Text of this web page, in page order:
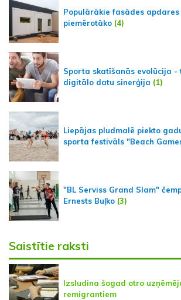
Populārākie fasādes
piemērotāko (4)
Sporta skatīšanās evolūcija -
digitālo datu sinerģija (1)
Liepājas pludmalē piekto
sporta festivāls "Beach
"BL Serviss Grand Slam"
Ernests Buļko (3)
Saistītie raksti
Izsludina šogad otro
remigrantiem